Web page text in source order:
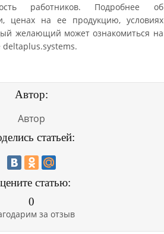
работников. Подробнее об
ценах на ее продукцию, условиях
желающий может ознакомиться на
deltaplus.systems.
Автор:
Автор
статьей:
статью:
0
за отзыв